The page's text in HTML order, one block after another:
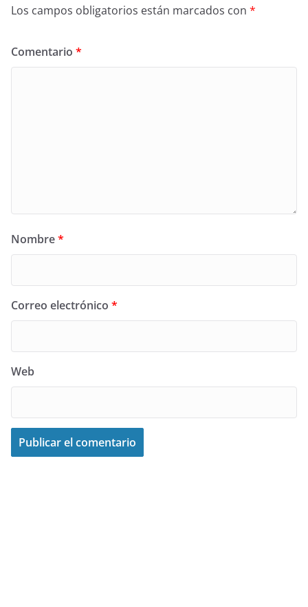
Los campos obligatorios están marcados con *
Comentario *
Nombre*
Correo electrónico *
Web